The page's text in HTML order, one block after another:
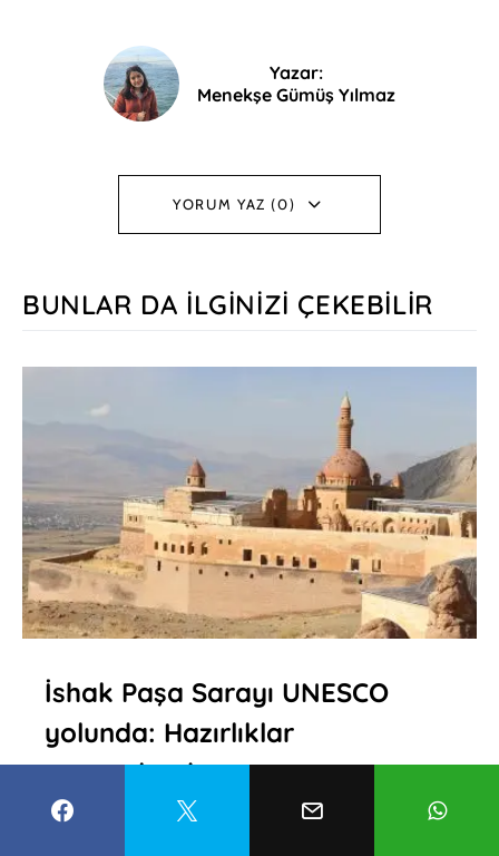
Yazar:
Menekşe Gümüş Yılmaz
YORUM YAZ (0)
BUNLAR DA İLGINIZI ÇEKEBILIR
İshak Paşa Sarayı UNESCO
yolunda: Hazırlıklar
tamamlandı